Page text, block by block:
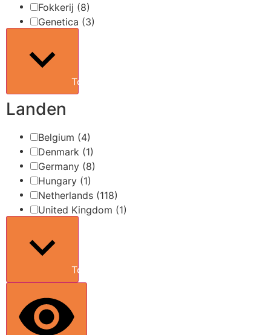
Fokkerij (8)
Genetica (3)
Toon meer
Landen
Belgium (4)
Denmark (1)
Germany (8)
Hungary (1)
Netherlands (118)
United Kingdom (1)
Toon meer